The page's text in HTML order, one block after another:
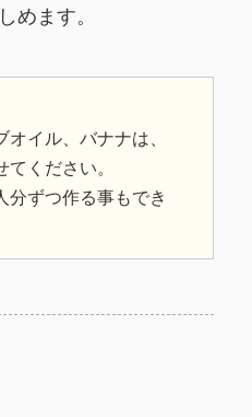
めます。
イル、バナナは、
ください。
分ずつ作る事もでき